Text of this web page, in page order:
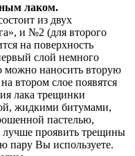
лаком.
из двух
и №2 (для второго
на поверхность
слой немного
можно наносить вторую
втором слое появятся
лака трещинки
жидкими битумами,
пастелью,
проявить трещины
пару Вы используете.